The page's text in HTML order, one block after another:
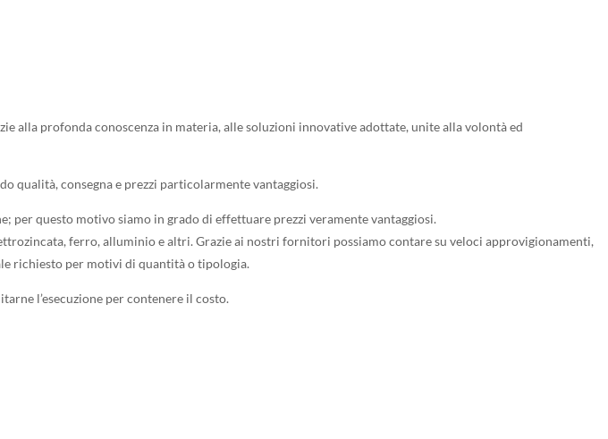
alla profonda conoscenza in materia, alle soluzioni innovative adottate, unite alla volontà ed
qualità, consegna e prezzi particolarmente vantaggiosi.
questo motivo siamo in grado di effettuare prezzi veramente vantaggiosi.
ferro, alluminio e altri. Grazie ai nostri fornitori possiamo contare su veloci approvigionamenti,
richiesto per motivi di quantità o tipologia.
l’esecuzione per contenere il costo.